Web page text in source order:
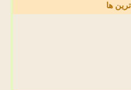
ترین ها